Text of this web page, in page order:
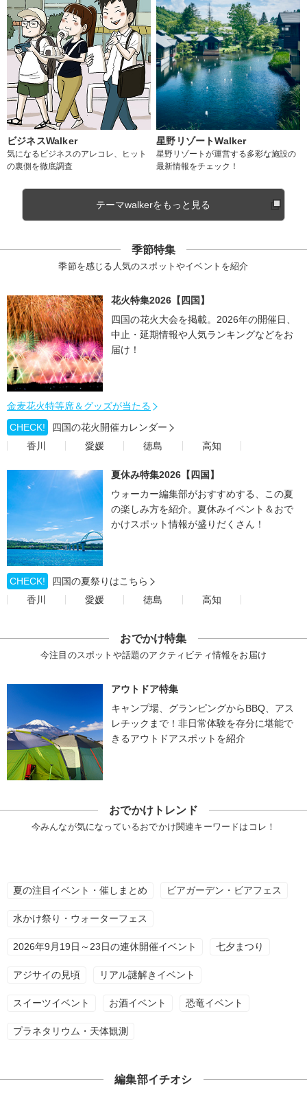
ビジネスWalker
気になるビジネスのアレコレ、ヒット
の裏側を徹底調査
星野リゾートWalker
星野リゾートが運営する多彩な施設の
最新情報をチェック！
テーマwalkerをもっと見る
季節特集
季節を感じる人気のスポットやイベントを紹介
花火特集2026【四国】
四国の花火大会を掲載。2026年の開催日、
中止・延期情報や人気ランキングなどをお
届け！
金麦花火特等席＆グッズが当たる
CHECK!
四国の花火開催カレンダー
香川
愛媛 徳島 高知
夏休み特集2026【四国】
ウォーカー編集部がおすすめする、この夏
の楽しみ方を紹介。夏休みイベント＆おで
かけスポット情報が盛りだくさん！
CHECK!
四国の夏祭りはこちら
香川
愛媛 徳島 高知
おでかけ特集
今注目のスポットや話題のアクティビティ情報をお届け
アウトドア特集
キャンプ場、グランピングからBBQ、アス
レチックまで！非日常体験を存分に堪能で
きるアウトドアスポットを紹介
おでかけトレンド
今みんなが気になっているおでかけ関連キーワードはコレ！
夏の注目イベント・催しまとめ ビアガーデン・ビアフェス
水かけ祭り・ウォーターフェス
2026年9月19日～23日の連休開催イベント 七夕まつり
アジサイの見頃 リアル謎解きイベント
スイーツイベント お酒イベント 恐竜イベント
プラネタリウム・天体観測
編集部イチオシ